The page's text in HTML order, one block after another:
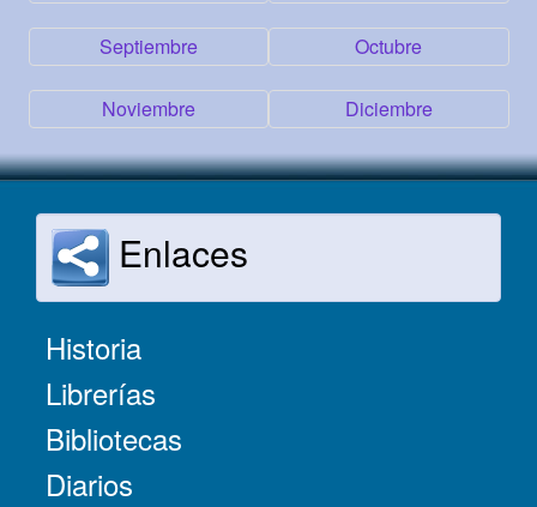
Septiembre Octubre
Noviembre Diciembre
Enlaces
Historia
Librerías
Bibliotecas
Diarios